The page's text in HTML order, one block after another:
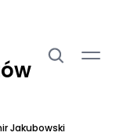
Jakubowski